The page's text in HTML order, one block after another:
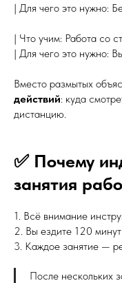
| Для чего это нужно:
| Что учим: Работа со
| Для чего это нужно:
Вместо размытых
действий: куда
дистанцию.
✅ Почему
занятия
1. Всё внимание
2. Вы ездите 120
3. Каждое занятие —
После нескольких